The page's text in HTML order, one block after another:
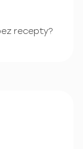
recepty?